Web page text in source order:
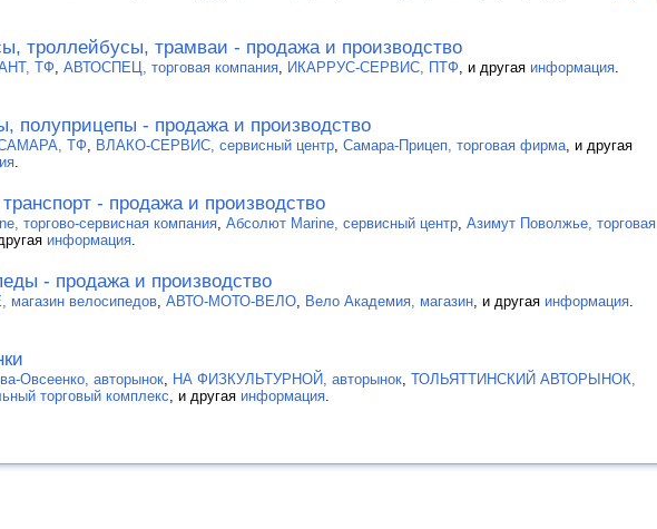
троллейбусы, трамваи - продажа и производство
ТФ, АВТОСПЕЦ, торговая компания, ИКАРРУС-СЕРВИС, ПТФ, и другая информация.
полуприцепы - продажа и производство
ТФ, ВЛАКО-СЕРВИС, сервисный центр, Самара-Прицеп, торговая фирма, и другая
.
- продажа и производство
торгово-сервисная компания, Абсолют Marine, сервисный центр, Азимут Поволжье, торговая
информация.
- продажа и производство
магазин велосипедов, АВТО-МОТО-ВЕЛО, Вело Академия, магазин, и другая информация.
Овсеенко, авторынок, НА ФИЗКУЛЬТУРНОЙ, авторынок, ТОЛЬЯТТИНСКИЙ АВТОРЫНОК,
торговый комплекс, и другая информация.